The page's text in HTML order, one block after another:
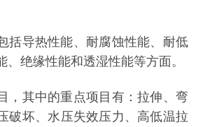
括导热性能、耐腐蚀性能、耐低
、绝缘性能和透湿性能等方面。
，其中的重点项目有：拉伸、弯
破坏、水压失效压力、高低温拉